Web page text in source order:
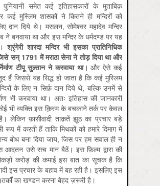
पुनियानी समेत कई इतिहासकारों के मुताबिक़
मुस्लिम शासकों ने कितने ही मन्दिरों को
दान दिये थे। मसलन, सोमेश्वर महादेव मन्दिर
बनवाया था और इस मन्दिर के धर्मदण्ड पर यह
श्रृंगेरीशारदामन्दिर भीइसकाप्रातिनिधिक
सन् 1791मेंमराठासेनानेतोड़दियाथाऔर
टीपूसुल्ताननेकरवाया था।और ऐसे कई
हैं जिससे यह सिद्ध हो जाता है कि कई मुस्लिम
के लिए न सिर्फ़ दान दिये थे, बल्कि उनमें से
भी करवाया था। अतः इतिहास की जानकारी
भी व्यक्ति इस क़िस्म के बचकाने तर्क पर केवल
लेकिन फ़ासीवादी ताक़तें झूठ का प्रचार बड़े
रूप में करती हैं ताकि मिथकों को हमारे दिमाग़ में
बोध बना दिया जाय, जिस पर हम सवाल ही न
उसे सच मान बैठें। इस फ़िल्म द्वारा की
करोड़ की कमाई इस बात का सूचक है कि
इस प्रचार के बहाव में बह रही है। इसलिए इस
का खण्डन करना बेहद ज़रूरी है।